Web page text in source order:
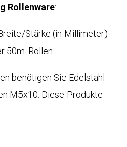
Rollenware:
Stärke (in Millimeter)
50m. Rollen.
benötigen Sie Edelstahl
M5x10. Diese Produkte